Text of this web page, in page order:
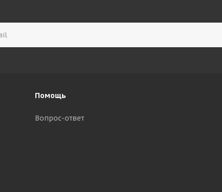
Помощь
Вопрос-ответ